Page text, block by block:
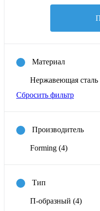
Материал
Нержавеющая сталь
Сбросить фильтр
Производитель
Forming (4)
Тип
П-образный (4)